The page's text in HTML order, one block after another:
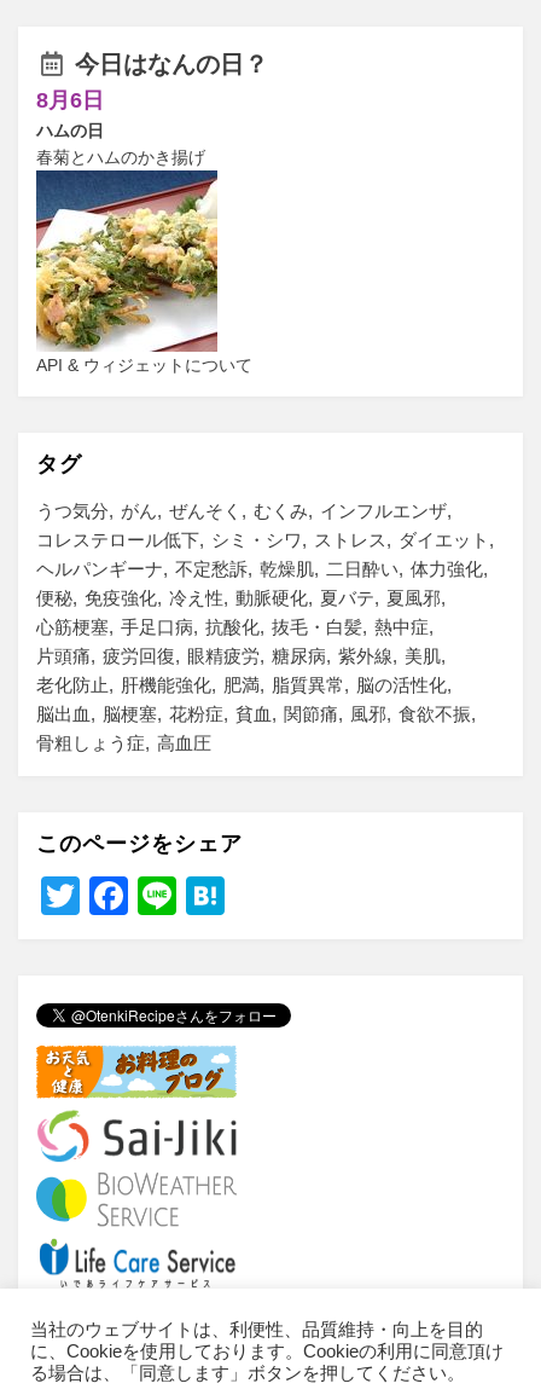
今日はなんの日？
8月6日
ハムの日
春菊とハムのかき揚げ
API & ウィジェットについて
タグ
うつ気分 がん ぜんそく むくみ
インフルエンザ
コレステロール低下
シミ・シワ ストレス
ダイエット
ヘルパンギーナ
不定愁訴 乾燥肌 二日酔い
体力強化
便秘 免疫強化 冷え性 動脈硬化 夏バテ
夏風邪
心筋梗塞 手足口病 抗酸化 抜毛・白髪 熱中症
片頭痛
疲労回復 眼精疲労 糖尿病 紫外線
美肌
老化防止
肝機能強化 肥満 脂質異常
脳の活性化
脳出血
脳梗塞 花粉症 貧血 関節痛 風邪 食欲不振
骨粗しょう症
高血圧
このページをシェア
T
er
F
e
b
o
o
k
Li
n
a
当サイトについて ご利用条件
推奨環境
当社のウェブサイトは、利便性、品質維持・向上を目的
に、Cookieを使用しております。Cookieの利用に同意頂け
る場合は、「同意します」ボタンを押してください。